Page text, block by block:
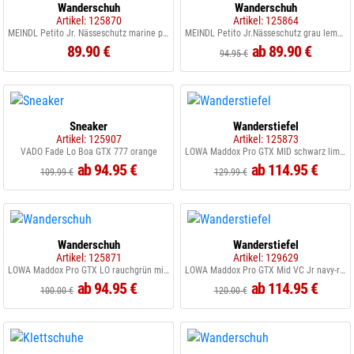
Wanderschuh
Artikel: 125870
MEINDL Petito Jr. Nässeschutz marine pink
89.90 €
Wanderschuh
Artikel: 125864
MEINDL Petito Jr.Nässeschutz grau lemon
94.95 € ab 89.90 €
Sneaker
Artikel: 125907
VADO Fade Lo Boa GTX 777 orange
109.99 € ab 94.95 €
Wanderstiefel
Artikel: 125873
LOWA Maddox Pro GTX MID schwarz limone
129.99 € ab 114.95 €
Wanderschuh
Artikel: 125871
LOWA Maddox Pro GTX LO rauchgrün mint grün
100.00 € ab 94.95 €
Wanderstiefel
Artikel: 129629
LOWA Maddox Pro GTX Mid VC Jr navy-rauchblau
120.00 € ab 114.95 €